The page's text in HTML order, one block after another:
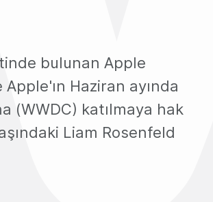
bulunan Apple
Haziran ayında
(WWDC) katılmaya hak
Liam Rosenfeld